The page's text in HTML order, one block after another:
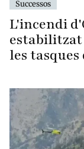
Successos
L'incendi
estabilitzat
les